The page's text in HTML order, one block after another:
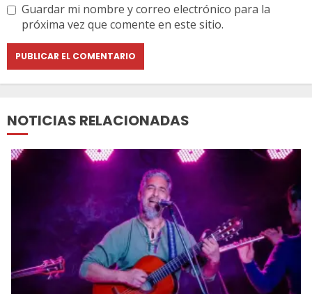
Guardar mi nombre y correo electrónico para la
próxima vez que comente en este sitio.
NOTICIAS RELACIONADAS